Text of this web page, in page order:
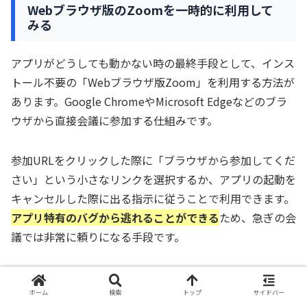
Webブラウザ版のZoomを一時的に利用して
みる
アプリがどうしても動かない時の最終手段として、インス
トール不要の「Webブラウザ版Zoom」を利用する方法が
あります。Google ChromeやMicrosoft Edgeなどのブラ
ウザから直接会議に参加する仕組みです。
参加URLをクリックした際に「ブラウザから参加してくだ
さい」という小さなリンクを選択するか、アプリの起動を
キャンセルした際に出る指示に従うことで利用できます。
アプリ特有のバグから逃れることができるため、急ぎの会
議では非常に頼りになる手段です。
ブラウザ版はアプリ版に比べて一部の機能が制限されるこ
とがありますが、基本的なチャット機能は備わっていま
ホーム 検索 トップ サイドバー